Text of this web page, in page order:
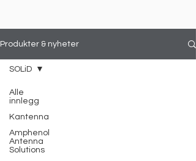
Produkter & nyheter
Alle
innlegg
Kantenna
Amphenol
Antenna
Solutions
SOLiD